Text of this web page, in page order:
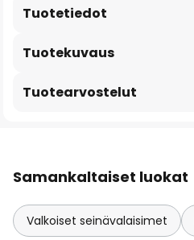
Tuotekuvaus
Tuotetiedot
Tuotearvostelut
Samankaltaiset luokat
Valkoiset seinävalaisimet